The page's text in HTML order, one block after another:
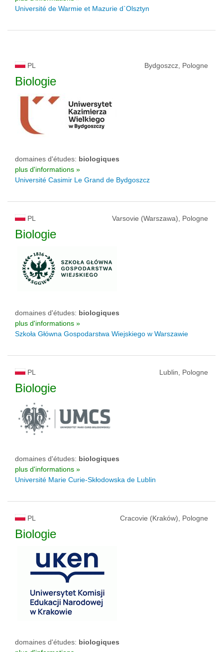
Université de Warmie et Mazurie d`Olsztyn
PL Bydgoszcz, Pologne
Biologie
domaines d'études: biologiques
plus d'informations »
Université Casimir Le Grand de Bydgoszcz
PL Varsovie (Warszawa), Pologne
Biologie
domaines d'études: biologiques
plus d'informations »
Szkoła Główna Gospodarstwa Wiejskiego w Warszawie
PL Lublin, Pologne
Biologie
domaines d'études: biologiques
plus d'informations »
Université Marie Curie-Skłodowska de Lublin
PL Cracovie (Kraków), Pologne
Biologie
domaines d'études: biologiques